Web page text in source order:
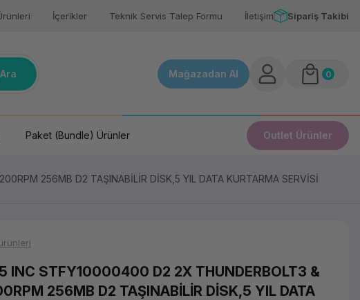
İçerikler Teknik Servis Talep Formu İletişim Sipariş Takibi
Ara Mağazadan Al 0
Paket (Bundle) Ürünler Outlet Ürünler
256MB D2 TAŞINABİLİR DİSK,5 YIL DATA KURTARMA SERVİSİ
INC STFY10000400 D2 2X THUNDERBOLT3 &
256MB D2 TAŞINABİLİR DİSK,5 YIL DATA